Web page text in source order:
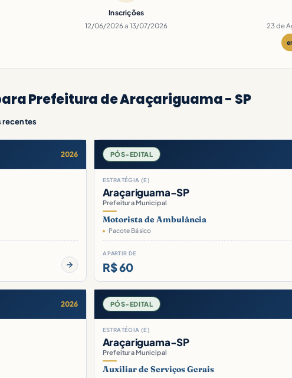
Inscrições
12/06/2026 a 13/07/2026
23 de
Prefeitura de Araçariguama - SP
recentes
2026 PÓS-EDITAL
ESTRATÉGIA (E)
Araçariguama-SP
Prefeitura Municipal
Motorista de Ambulância
Pacote Básico
A PARTIR DE
R$ 60
2026 PÓS-EDITAL
ESTRATÉGIA (E)
Araçariguama-SP
Prefeitura Municipal
Auxiliar de Serviços Gerais